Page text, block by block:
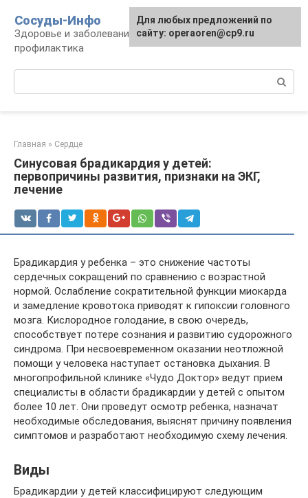
контенту
Сосуды-Инфо
Здоровье и заболевания сосудов и сердца,
профилактика
Главная » Сердце
Синусовая брадикардия у детей:
первопричины развития, признаки на ЭКГ,
лечение
Брадикардия у ребенка – это снижение частоты
сердечных сокращений по сравнению с возрастной
нормой. Ослабление сократительной функции миокарда
и замедление кровотока приводят к гипоксии головного
мозга. Кислородное голодание, в свою очередь,
способствует потере сознания и развитию судорожного
синдрома. При несвоевременном оказании неотложной
помощи у человека наступает остановка дыхания. В
многопрофильной клинике «Чудо Доктор» ведут прием
специалисты в области брадикардии у детей с опытом
более 10 лет. Они проведут осмотр ребенка, назначат
необходимые обследования, выяснят причину появления
симптомов и разработают необходимую схему лечения.
Виды
Брадикардии у детей классифицируют следующим
Для любых предложений по
сайту: operaoren@cp9.ru